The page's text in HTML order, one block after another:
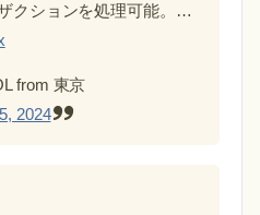
クションを処理可能。…
from 東京
2024